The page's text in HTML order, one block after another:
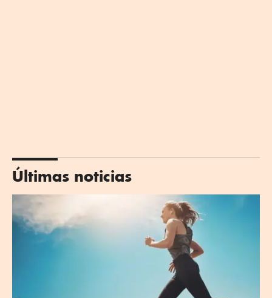
Últimas noticias